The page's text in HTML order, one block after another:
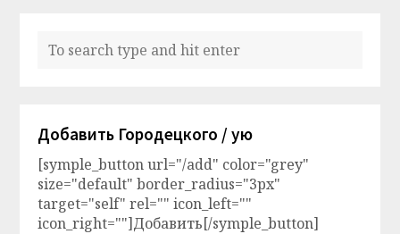
Добавить Городецкого / ую
[symple_button url="/add" color="grey"
size="default" border_radius="3px"
target="self" rel="" icon_left=""
icon_right=""]Добавить[/symple_button]